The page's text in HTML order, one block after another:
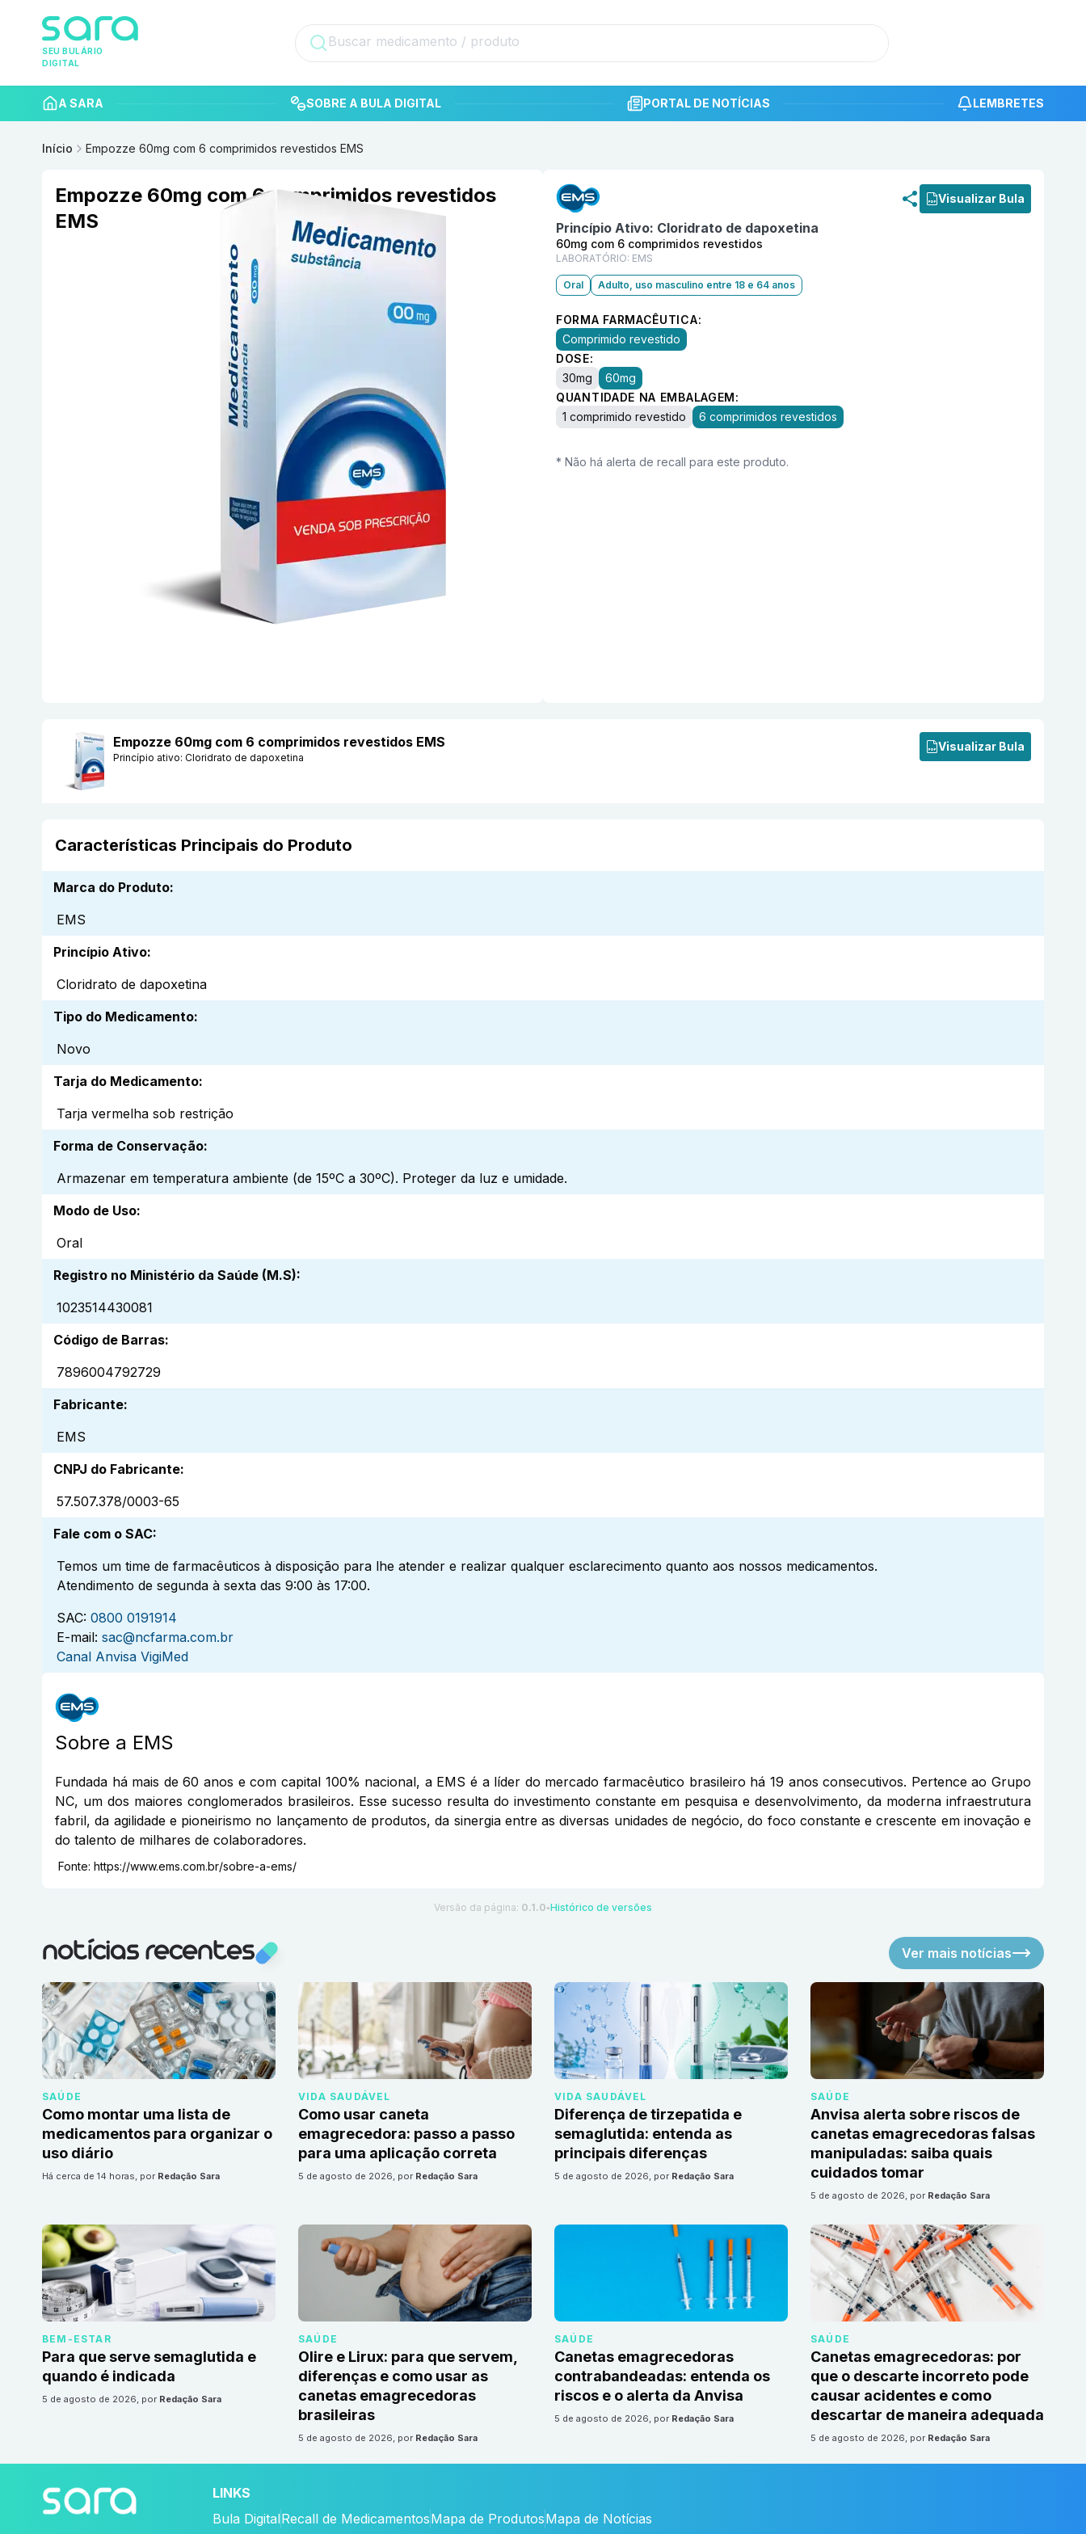
SEU BULÁRIO
DIGITAL
A SARA SOBRE A BULA DIGITAL PORTAL DE NOTÍCIAS LEMBRETES
Início Empozze 60mg com 6 comprimidos revestidos EMS
Empozze 60mg com 6 comprimidos revestidos
EMS
Visualizar Bula
Princípio Ativo: Cloridrato de dapoxetina
60mg com 6 comprimidos revestidos
LABORATÓRIO: EMS
Oral Adulto, uso masculino entre 18 e 64 anos
FORMA FARMACÊUTICA:
Comprimido revestido
DOSE:
30mg
60mg
QUANTIDADE NA EMBALAGEM:
1 comprimido revestido
6 comprimidos revestidos
* Não há alerta de recall para este produto.
Empozze 60mg com 6 comprimidos revestidos EMS
Princípio ativo: Cloridrato de dapoxetina
Visualizar Bula
Características Principais do Produto
Marca do Produto:
EMS
Princípio Ativo:
Cloridrato de dapoxetina
Tipo do Medicamento:
Novo
Tarja do Medicamento:
Tarja vermelha sob restrição
Forma de Conservação:
Armazenar em temperatura ambiente (de 15ºC a 30ºC). Proteger da luz e umidade.
Modo de Uso:
Oral
Registro no Ministério da Saúde (M.S):
1023514430081
Código de Barras:
7896004792729
Fabricante:
EMS
CNPJ do Fabricante:
57.507.378/0003-65
Fale com o SAC:
Temos um time de farmacêuticos à disposição para lhe atender e realizar qualquer esclarecimento quanto aos nossos medicamentos.
Atendimento de segunda à sexta das 9:00 às 17:00.
SAC: 0800 0191914
E-mail: sac@ncfarma.com.br
Canal Anvisa VigiMed
Sobre a EMS
Fundada há mais de 60 anos e com capital 100% nacional, a EMS é a líder do mercado farmacêutico brasileiro há 19 anos consecutivos. Pertence ao Grupo
NC, um dos maiores conglomerados brasileiros. Esse sucesso resulta do investimento constante em pesquisa e desenvolvimento, da moderna infraestrutura
fabril, da agilidade e pioneirismo no lançamento de produtos, da sinergia entre as diversas unidades de negócio, do foco constante e crescente em inovação e
do talento de milhares de colaboradores.
Fonte: https://www.ems.com.br/sobre-a-ems/
Versão da página: 0.1.0 ●Histórico de versões
notícias recentes Ver mais notícias
SAÚDE
Como montar uma lista de
medicamentos para organizar o
uso diário
há cerca de 14 horas, por Redação Sara
VIDA SAUDÁVEL
Como usar caneta
emagrecedora: passo a passo
para uma aplicação correta
5 de agosto de 2026, por Redação Sara
VIDA SAUDÁVEL
Diferença de tirzepatida e
semaglutida: entenda as
principais diferenças
5 de agosto de 2026, por Redação Sara
SAÚDE
Anvisa alerta sobre riscos de
canetas emagrecedoras falsas
manipuladas: saiba quais
cuidados tomar
5 de agosto de 2026, por Redação Sara
BEM-ESTAR
Para que serve semaglutida e
quando é indicada
5 de agosto de 2026, por Redação Sara
SAÚDE
Olire e Lirux: para que servem,
diferenças e como usar as
canetas emagrecedoras
brasileiras
5 de agosto de 2026, por Redação Sara
SAÚDE
Canetas emagrecedoras
contrabandeadas: entenda os
riscos e o alerta da Anvisa
5 de agosto de 2026, por Redação Sara
SAÚDE
Canetas emagrecedoras: por
que o descarte incorreto pode
causar acidentes e como
descartar de maneira adequada
5 de agosto de 2026, por Redação Sara
LINKS
Bula DigitalRecall de MedicamentosMapa de ProdutosMapa de Notícias